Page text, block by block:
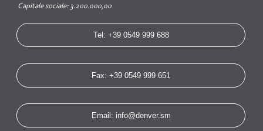
Capitale sociale: 3.200.000,00
Tel: +39 0549 999 688
Fax: +39 0549 999 651
Email: info@denver.sm